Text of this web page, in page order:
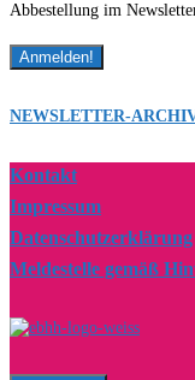
Abbestellung im
NEWSLETTER-
Kontakt
Impressum
Datenschutzerklärung
Meldestelle gemäß